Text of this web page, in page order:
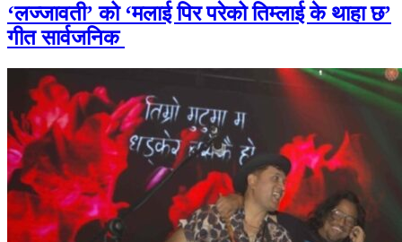
‘लज्जावती’ को ‘मलाई पिर परेको तिम्लाई के थाहा छ’
गीत सार्वजनिक